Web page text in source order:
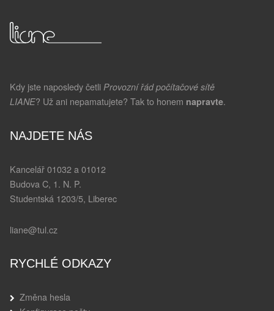
Kdy jste naposledy četli Provozní řád počítačové sítě
LIANE? Už ani nepamatujete? Tak to honem napravte.
NAJDETE NÁS
Kancelář 01032 a 01012
Budova C, 1. N. P.
Studentská 1203/5, Liberec
liane@tul.cz
RYCHLÉ ODKAZY
Změna hesla